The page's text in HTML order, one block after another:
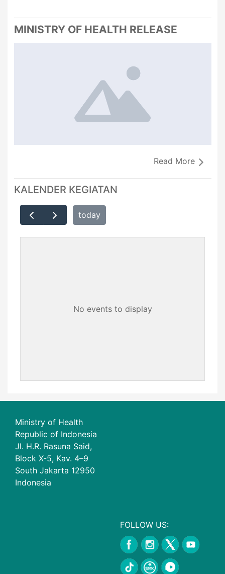
MINISTRY OF HEALTH RELEASE
Read More
KALENDER KEGIATAN
today
No events to display
Ministry of Health
Republic of Indonesia
Jl. H.R. Rasuna Said,
Block X-5, Kav. 4–9
South Jakarta 12950
Indonesia
FOLLOW US: